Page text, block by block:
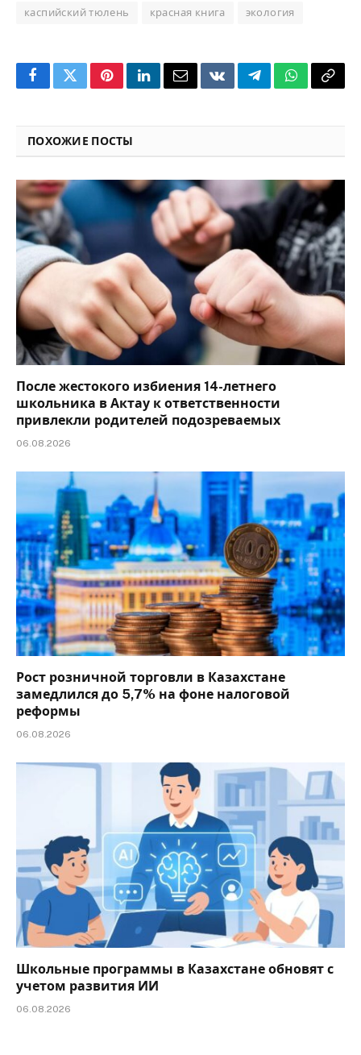
каспийский тюлень красная книга экология
FacebookTwitterPinterestLinkedInEmailVKontakteTelegramWhatsApp
Copy
ПОХОЖИЕ ПОСТЫ
После жестокого избиения 14-летнего
школьника в Актау к ответственности
привлекли родителей подозреваемых
06.08.2026
Рост розничной торговли в Казахстане
замедлился до 5,7% на фоне налоговой
реформы
06.08.2026
Школьные программы в Казахстане обновят с
учетом развития ИИ
06.08.2026